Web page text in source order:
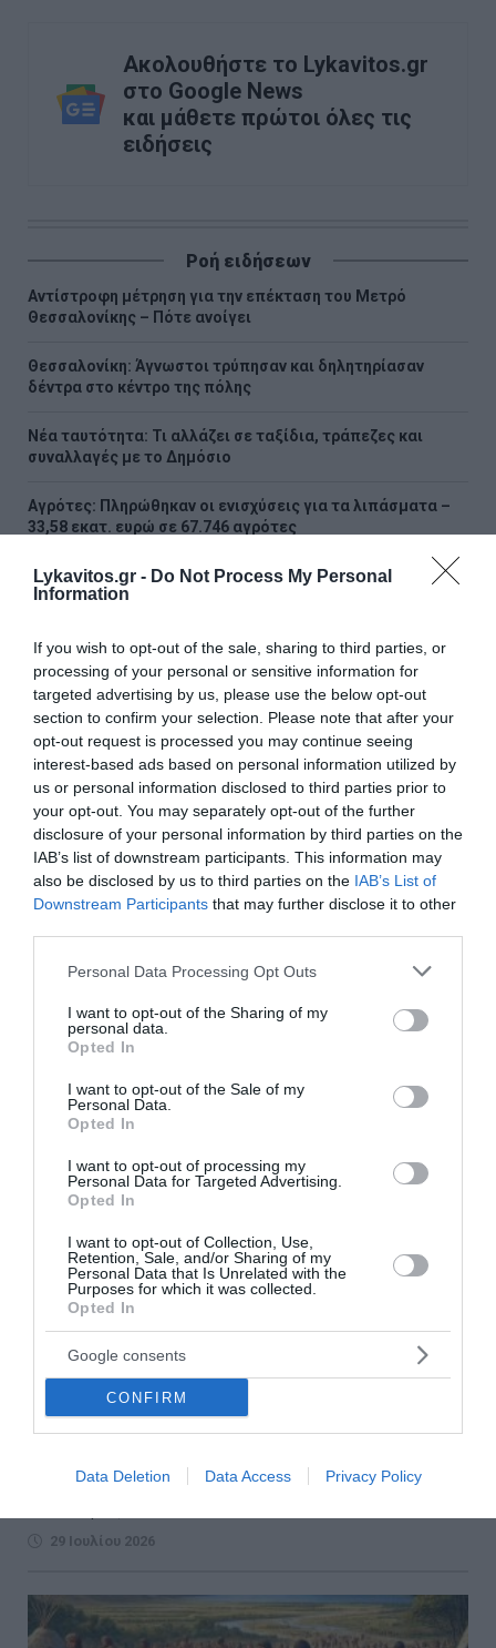
Lykavitos.gr - Do Not Process My Personal
Information
If you wish to opt-out of the sale, sharing to third parties, or
processing of your personal or sensitive information for
targeted advertising by us, please use the below opt-out
section to confirm your selection. Please note that after your
opt-out request is processed you may continue seeing
interest-based ads based on personal information utilized by
us or personal information disclosed to third parties prior to
your opt-out. You may separately opt-out of the further
disclosure of your personal information by third parties on the
IAB’s list of downstream participants. This information may
also be disclosed by us to third parties on the IAB’s List of
Downstream Participants that may further disclose it to other
Please note that this website/app uses one or more Google
not limited to your visit or usage behaviour. You may click to
grant or deny consent to Google and its third-party tags to
use your data for below specified purposes in below Google
consent section.
Personal Data Processing Opt Outs
I want to opt-out of the Sharing of my
personal data.
Opted In
I want to opt-out of the Sale of my
Personal Data.
Opted In
I want to opt-out of processing my
Personal Data for Targeted Advertising.
Opted In
I want to opt-out of Collection, Use,
Retention, Sale, and/or Sharing of my
Personal Data that Is Unrelated with the
Purposes for which it was collected.
Opted In
Google consents
CONFIRM
Data Deletion Data Access Privacy Policy
Ακολουθήστε το Lykavitos.gr
στο Google News
και μάθετε πρώτοι όλες τις
ειδήσεις
Ροή ειδήσεων
Αντίστροφη μέτρηση για την επέκταση του Μετρό
Θεσσαλονίκης – Πότε ανοίγει
Θεσσαλονίκη: Άγνωστοι τρύπησαν και δηλητηρίασαν
δέντρα στο κέντρο της πόλης
Νέα ταυτότητα: Τι αλλάζει σε ταξίδια, τράπεζες και
συναλλαγές με το Δημόσιο
Αγρότες: Πληρώθηκαν οι ενισχύσεις για τα λιπάσματα –
33,58 εκατ. ευρώ σε 67.746 αγρότες
Με 40άρια κορυφώνεται το κύμα ζέστης – Πού θα
χτυπήσει και ποιες περιοχές είναι σε Red Code
ΗΠΑ: Ο Τραμπ στηρίζει τον νέο πρόεδρο στον πόλεμο
κατά των καρτέλ με 1 δισ. δολάρια
Σαν σήμερα - 8 Αυγούστου
H Κυρά Παναγιά Αλοννήσου
Εορτολόγιο: Ποιοι γιορτάζουν σήμερα
Το σχέδιο για την προστασία και ανάδειξη του
Ραμνούντος στο Γραμματικό (Photos)
ΟΛΕΣ ΟΙ ΕΙΔΗΣΕΙΣ →
διαβάστε ακόμη
Πανσέληνος Ιουλίου: Το φεγγάρι του
«Κόκκινου ελαφιού»
Ένα από τα πιο εντυπωσιακά αστρονομικά φαινόμενα της
χρονιάς είναι το φεγγάρι του Ιουλίου, λεγόμενο και
φεγγάρι του «Κόκκινου Ελαφιού» ή «Buck Moon». Η
29 Ιουλίου 2026